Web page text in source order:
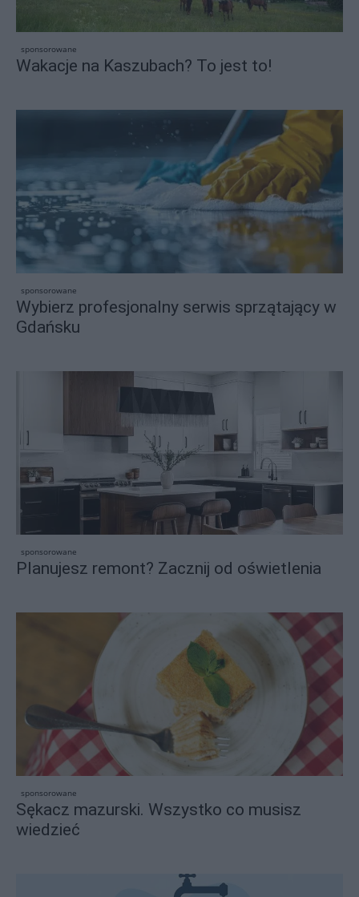
sponsorowane
Wakacje na Kaszubach? To jest to!
sponsorowane
Wybierz profesjonalny serwis sprzątający w
Gdańsku
sponsorowane
Planujesz remont? Zacznij od oświetlenia
sponsorowane
Sękacz mazurski. Wszystko co musisz
wiedzieć